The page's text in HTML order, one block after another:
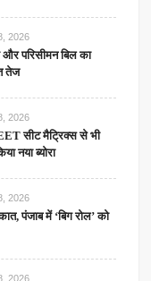
2026
परिसीमन बिल का
तेज
2026
सीट मैट्रिक्स से भी
नया ब्योरा
2026
पंजाब में ‘बिग रोल’ को
2026